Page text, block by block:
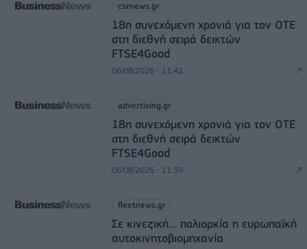
csrnews.gr
18η συνεχόμενη χρονιά για τον ΟΤΕ
στη διεθνή σειρά δεικτών
FTSE4Good
06/08/2026 - 11:42
advertising.gr
18η συνεχόμενη χρονιά για τον ΟΤΕ
στη διεθνή σειρά δεικτών
FTSE4Good
06/08/2026 - 11:39
fleetnews.gr
Σε κινεζική… πολιορκία η ευρωπαϊκή
αυτοκινητοβιομηχανία